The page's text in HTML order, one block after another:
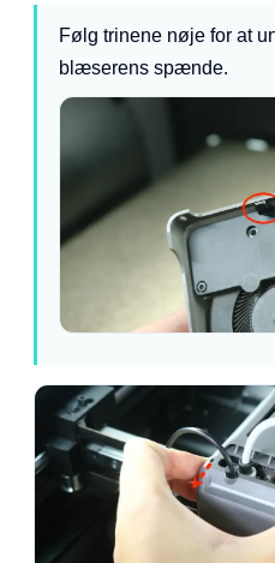
Følg trinene nøje for at
blæserens spænde.